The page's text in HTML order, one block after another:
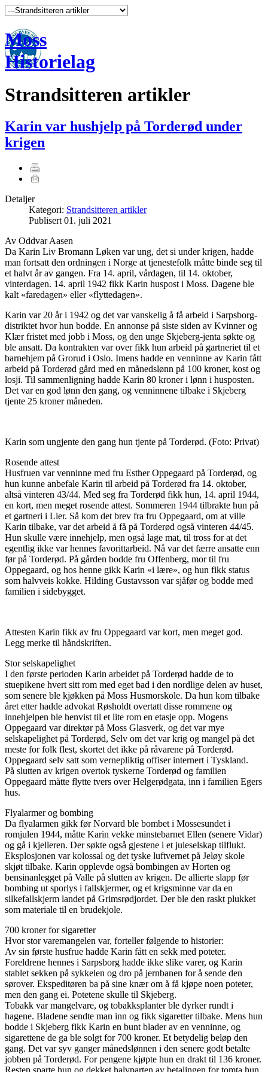
Moss
Historielag
Strandsitteren artikler
Karin var hushjelp på Torderød under
krigen
Detaljer
Kategori: Strandsitteren artikler
Publisert 01. juli 2021
Av Oddvar Aasen
Da Karin Liv Bromann Løken var ung, det si under krigen, hadde
man fortsatt den ordningen i Norge at tjenestefolk måtte binde seg til
et halvt år av gangen. Fra 14. april, vårdagen, til 14. oktober,
vinterdagen. 14. april 1942 fikk Karin huspost i Moss. Dagene ble
kalt «faredagen» eller «flyttedagen».
Karin var 20 år i 1942 og det var vanskelig å få arbeid i Sarpsborg-
distriktet hvor hun bodde. En annonse på siste siden av Kvinner og
Klær fristet med jobb i Moss, og den unge Skjeberg-jenta søkte og
ble ansatt. Da kontrakten var over fikk hun arbeid på gartneriet til et
barnehjem på Grorud i Oslo. Imens hadde en venninne av Karin fått
arbeid på Torderød gård med en månedslønn på 100 kroner, kost og
losji. Til sammenligning hadde Karin 80 kroner i lønn i husposten.
Det var en god lønn den gang, og venninnene tilbake i Skjeberg
tjente 25 kroner måneden.
Karin som ungjente den gang hun tjente på Torderød. (Foto: Privat)
Rosende attest
Husfruen var venninne med fru Esther Oppegaard på Torderød, og
hun kunne anbefale Karin til arbeid på Torderød fra 14. oktober,
altså vinteren 43/44. Med seg fra Torderød fikk hun, 14. april 1944,
en kort, men meget rosende attest. Sommeren 1944 tilbrakte hun på
et gartneri i Lier. Så kom det brev fra fru Oppegaard, om at ville
Karin tilbake, var det arbeid å få på Torderød også vinteren 44/45.
Hun skulle være innehjelp, men også lage mat, til tross for at det
egentlig ikke var hennes favorittarbeid. Nå var det færre ansatte enn
før på Torderød. På gården bodde fru Offenberg, mor til fru
Oppegaard, og hos henne gikk Karin «i lære», og hun fikk status
som halvveis kokke. Hilding Gustavsson var sjåfør og bodde med
familien i sidebygget.
Attesten Karin fikk av fru Oppegaard var kort, men meget god.
Legg merke til håndskriften.
Stor selskapelighet
I den første perioden Karin arbeidet på Torderød hadde de to
stuepikene hvert sitt rom med eget bad i den nordlige delen av huset,
som senere ble kjøkken på Moss Husmorskole. Da hun kom tilbake
året etter hadde advokat Røsholdt overtatt disse rommene og
innehjelpen ble henvist til et lite rom en etasje opp. Mogens
Oppegaard var direktør på Moss Glasverk, og det var mye
selskapelighet på Torderød, Selv om det var krig og mangel på det
meste for folk flest, skortet det ikke på råvarene på Torderød.
Oppegaard selv satt som vernepliktig offiser internert i Tyskland.
På slutten av krigen overtok tyskerne Torderød og familien
Oppegaard måtte flytte tvers over Helgerødgata, inn i familien Egers
hus.
Flyalarmer og bombing
Da flyalarmen gikk før Norvard ble bombet i Mossesundet i
romjulen 1944, måtte Karin vekke minstebarnet Ellen (senere Vidar)
og gå i kjelleren. Der søkte også gjestene i et juleselskap tilflukt.
Eksplosjonen var kolossal og det tyske luftvernet på Jeløy skole
skjøt tilbake. Karin opplevde også bombingen av Horten og
bensinanlegget på Valle på slutten av krigen. De allierte slapp før
bombing ut sporlys i fallskjermer, og et krigsminne var da en
silkefallskjerm landet på Grimsrødjordet. Der ble den raskt plukket
som materiale til en brudekjole.
700 kroner for sigaretter
Hvor stor varemangelen var, forteller følgende to historier:
Av sin første husfrue hadde Karin fått en sekk med poteter.
Foreldrene hennes i Sarpsborg hadde ikke slike varer, og Karin
stablet sekken på sykkelen og dro på jernbanen for å sende den
sørover. Ekspeditøren ba på sine knær om å få kjøpe noen poteter,
men den gang ei. Potetene skulle til Skjeberg.
Tobakk var mangelvare, og tobakksplanter ble dyrker rundt i
hagene. Bladene sendte man inn og fikk sigaretter tilbake. Mens hun
bodde i Skjeberg fikk Karin en bunt blader av en venninne, og
sigarettene de ga ble solgt for 700 kroner. Et betydelig beløp den
gang. Det var syv ganger månedslønnen i den senere godt betalte
jobben på Torderød. For pengene kjøpte hun en drakt til 136 kroner.